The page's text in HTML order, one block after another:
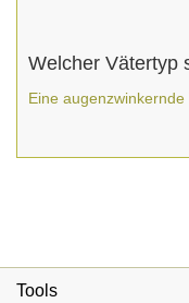
Welcher Vätertyp
Eine
Tools